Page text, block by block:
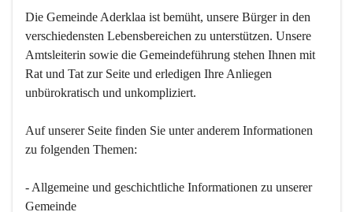
Die Gemeinde Aderklaa ist bemüht, unsere Bürger in den
verschiedensten Lebensbereichen zu unterstützen. Unsere
Amtsleiterin sowie die Gemeindeführung stehen Ihnen mit
Rat und Tat zur Seite und erledigen Ihre Anliegen
unbürokratisch und unkompliziert.
Auf unserer Seite finden Sie un­ter an­de­rem Informationen
zu folgenden Themen:
- Allgemeine und geschichtliche Informationen zu unserer
Gemeinde